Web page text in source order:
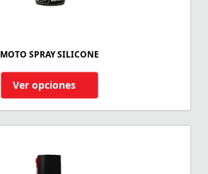
MOTO SPRAY SILICONE
Ver opciones